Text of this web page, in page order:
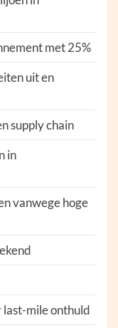
met 25%
uit en
supply chain
in
vanwege hoge
mile onthuld